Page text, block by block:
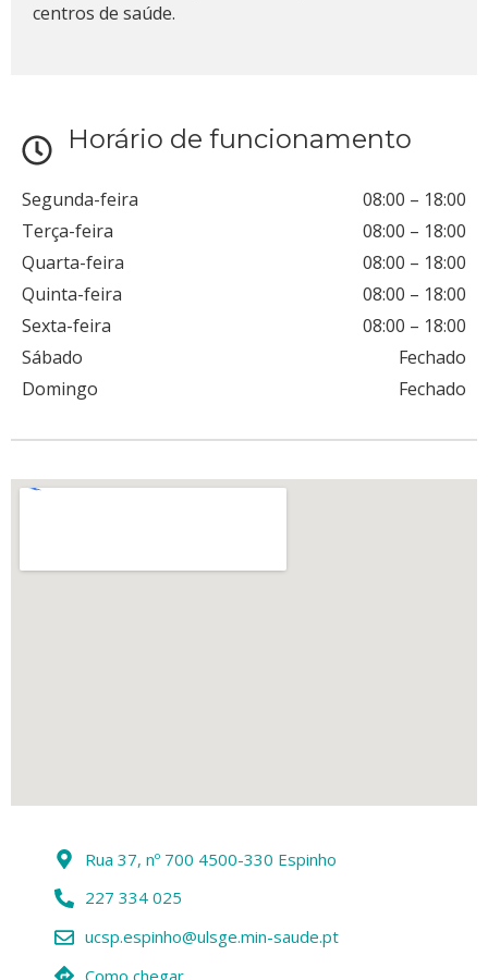
Horário de funcionamento
Segunda-feira 08:00 – 18:00
Terça-feira
08:00 – 18:00
Quarta-feira
08:00 – 18:00
Quinta-feira
08:00 – 18:00
Sexta-feira
08:00 – 18:00
Sábado
Fechado
Domingo
Fechado
centros de saúde.
Rua 37, nº 700 4500-330 Espinho
227 334 025
ucsp.espinho@ulsge.min-saude.pt
Como chegar